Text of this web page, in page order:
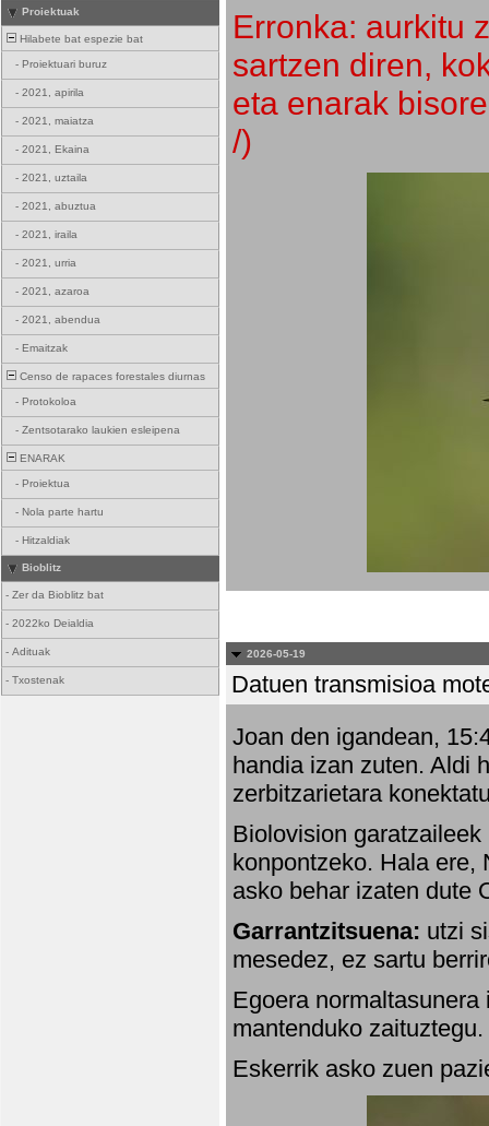
Proiektuak
Hilabete bat espezie bat
- Proiektuari buruz
- 2021, apirila
- 2021, maiatza
- 2021, Ekaina
- 2021, uztaila
- 2021, abuztua
- 2021, iraila
- 2021, urria
- 2021, azaroa
- 2021, abendua
- Emaitzak
Censo de rapaces forestales diurnas
- Protokoloa
- Zentsotarako laukien esleipena
ENARAK
- Proiektua
- Nola parte hartu
- Hitzaldiak
Bioblitz
- Zer da Bioblitz bat
- 2022ko Deialdia
- Adituak
- Txostenak
Erronka: aurkitu
sartzen diren,
eta enarak
/)
2026-05-19
Datuen transmisioa
Joan den igandean,
handia izan zuten. Aldi
zerbitzarietara
Biolovision
konpontzeko. Hala ere,
asko behar izaten dute
Garrantzitsuena: utzi
mesedez, ez sartu
Egoera
mantenduko
Eskerrik asko zuen